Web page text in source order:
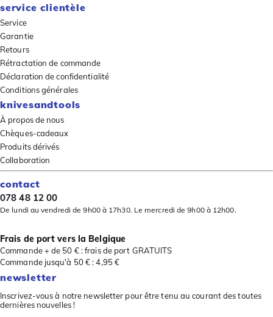
service clientèle
Service
Garantie
Retours
Rétractation de commande
Déclaration de confidentialité
Conditions générales
knivesandtools
À propos de nous
Chèques-cadeaux
Produits dérivés
Collaboration
contact
078 48 12 00
De lundi au vendredi de 9h00 à 17h30. Le mercredi de 9h00 à 12h00.
Frais de port vers la Belgique
Commande + de 50 € : frais de port GRATUITS
Commande jusqu'à 50 € : 4,95 €
newsletter
Inscrivez-vous à notre newsletter pour être tenu au courant des toutes
dernières nouvelles !